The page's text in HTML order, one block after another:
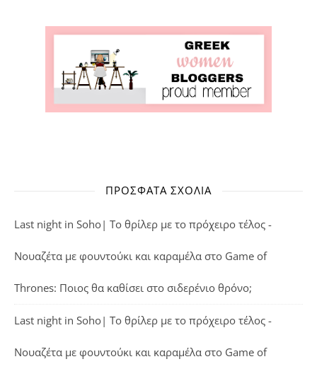
ΠΡΌΣΦΑΤΑ ΣΧΌΛΙΑ
Last night in Soho| Το θρίλερ με το πρόχειρο τέλος -
Νουαζέτα με φουντούκι και καραμέλα στο Game of
Thrones: Ποιος θα καθίσει στο σιδερένιο θρόνο;
Last night in Soho| Το θρίλερ με το πρόχειρο τέλος -
Νουαζέτα με φουντούκι και καραμέλα στο Game of